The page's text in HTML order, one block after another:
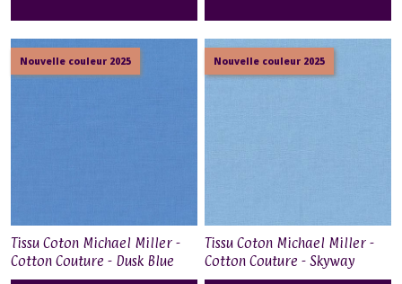
Nouvelle couleur 2025
Tissu Coton Michael Miller -
Cotton Couture - Dusk Blue
Nouvelle couleur 2025
Tissu Coton Michael Miller -
Cotton Couture - Skyway